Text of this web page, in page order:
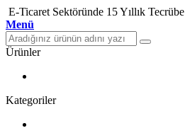
E-Ticaret Sektöründe 15 Yıllık Tecrübe
Menü
Ürünler
Kategoriler